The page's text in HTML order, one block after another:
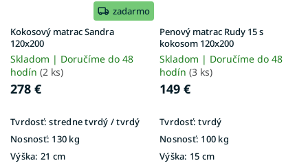
u
k
t
o
v
zadarmo
Kokosový matrac Sandra
120x200
Skladom | Doručíme do 48
hodín (2 ks)
278 €
Tvrdosť: stredne tvrdý / tvrdý
Nosnosť: 130 kg
Výška: 21 cm
Penový matrac Rudy 15 s
kokosom 120x200
Skladom | Doručíme do 48
hodín (3 ks)
149 €
Tvrdosť: tvrdý
Nosnosť: 100 kg
Výška: 15 cm